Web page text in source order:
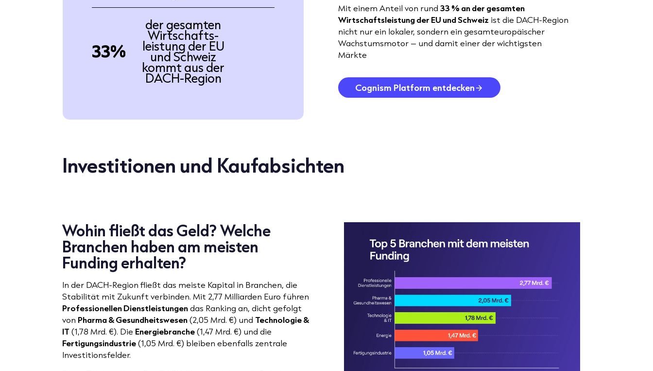
33%
der gesamten
Wirtschafts-
leistung der EU
und Schweiz
kommt aus der
DACH-Region
Mit einem Anteil von rund33 % an der gesamten
Wirtschaftsleistung der EU und Schweiz ist die DACH-Region
nicht nur ein lokaler, sondern ein gesamteuropäischer
Wachstumsmotor – und damit einer der wichtigsten
Märkte
Cognism Platform entdecken
Investitionen und Kaufabsichten
Wohin fließt das Geld? Welche
Branchen haben am meisten
Funding erhalten?
In der DACH-Region fließt das meiste Kapital in Branchen, die
Stabilität mit Zukunft verbinden. Mit 2,77 Milliarden Euro führen
Professionellen Dienstleistungendas Ranking an, dicht gefolgt
von Pharma & Gesundheitswesen(2,05 Mrd. €) und Technologie &
IT (1,78 Mrd. €). Die Energiebranche(1,47 Mrd. €) und die
Fertigungsindustrie(1,05 Mrd. €) bleiben ebenfalls zentrale
Investitionsfelder.